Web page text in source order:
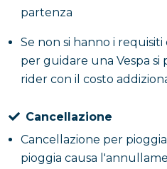
partenza
Se non si hanno i requisiti
per guidare una Vespa
rider con il costo
Cancellazione
Cancellazione per
pioggia causa